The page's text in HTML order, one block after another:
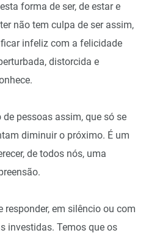
forma de ser, de estar e
não tem culpa de ser assim,
infeliz com a felicidade
distorcida e
pessoas assim, que só se
diminuir o próximo. É um
de todos nós, uma
responder, em silêncio ou com
investidas. Temos que os